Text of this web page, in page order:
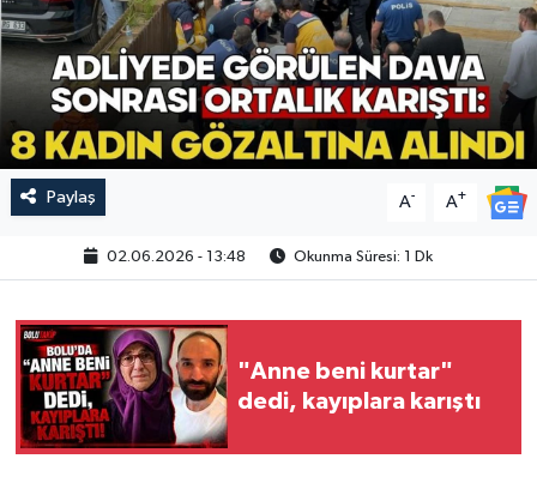
Paylaş A- A+
02.06.2026 - 13:48 Okunma Süresi: 1 Dk
"Anne beni kurtar"
dedi, kayıplara karıştı